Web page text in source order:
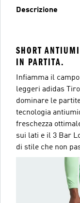
Descrizione
SHORT
IN PARTITA.
Infiamma il
leggeri adidas
dominare le
tecnologia
freschezza
sui lati e il 3 Bar
di stile che non